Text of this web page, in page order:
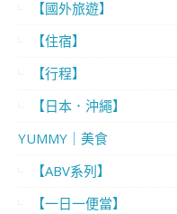
【國外旅遊】
【住宿】
【行程】
【日本．沖繩】
YUMMY｜美食
【ABV系列】
【一日一便當】